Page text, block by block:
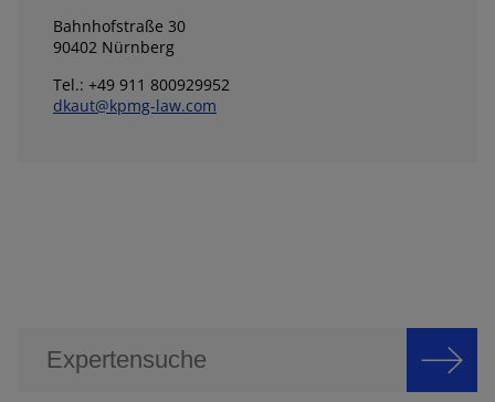
Bahnhofstraße 30
90402 Nürnberg
Tel.: +49 911 800929952
dkaut@kpmg-law.com